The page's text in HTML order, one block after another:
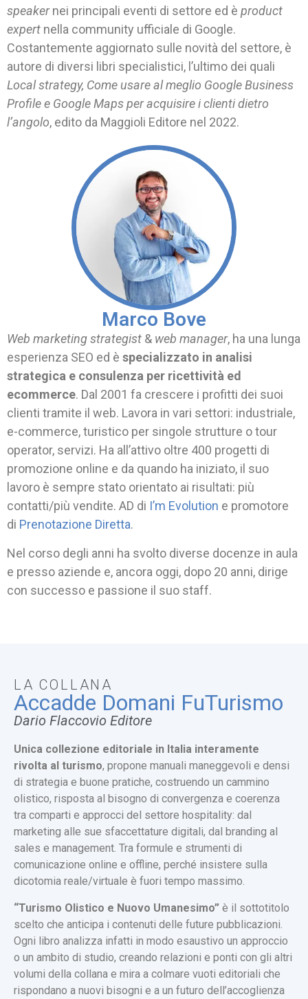
speakernei principali eventi di settore ed è product
expert nella community ufficiale di Google.
Costantemente aggiornato sulle novità del settore, è
autore di diversi libri specialistici, l’ultimo dei quali
Local strategy, Come usare al meglio Google Business
Profile e Google Mapsper acquisire i clienti dietro
l’angolo, edito da Maggioli Editore nel 2022.
Marco Bove
Web marketing strategist & web manager, ha una lunga
esperienza SEO ed è specializzato in analisi
strategica e consulenza per ricettività ed
ecommerce. Dal 2001 fa crescere i profitti dei suoi
clienti tramite il web. Lavora in vari settori: industriale,
e-commerce, turistico per singole strutture o tour
operator, servizi. Ha all’attivo oltre 400 progetti di
promozione online e da quando ha iniziato, il suo
lavoro è sempre stato orientato ai risultati: più
contatti/più vendite. AD di I’m Evolution e promotore
di Prenotazione Diretta.
Nel corso degli anni ha svolto diverse docenze in aula
e presso aziende e, ancora oggi, dopo 20 anni, dirige
con successo e passione il suo staff.
LA COLLANA
Accadde Domani FuTurismo
Dario Flaccovio Editore
Unica collezione editoriale in Italia interamente
rivolta al turismo, propone manuali maneggevoli e densi
di strategia e buone pratiche, costruendo un cammino
olistico, risposta al bisogno di convergenza e coerenza
tra comparti e approcci del settore hospitality: dal
marketing alle sue sfaccettature digitali, dal branding al
sales e management. Tra formule e strumenti di
comunicazione online e offline, perché insistere sulla
dicotomia reale/virtuale è fuori tempo massimo.
“Turismo Olistico e Nuovo Umanesimo” è il sottotitolo
scelto che anticipa i contenuti delle future pubblicazioni.
Ogni libro analizza infatti in modo esaustivo un approccio
o un ambito di studio, creando relazioni e ponti con gli altri
volumi della collana e mira a colmare vuoti editoriali che
rispondano a nuovi bisogni e a un futuro dell’accoglienza